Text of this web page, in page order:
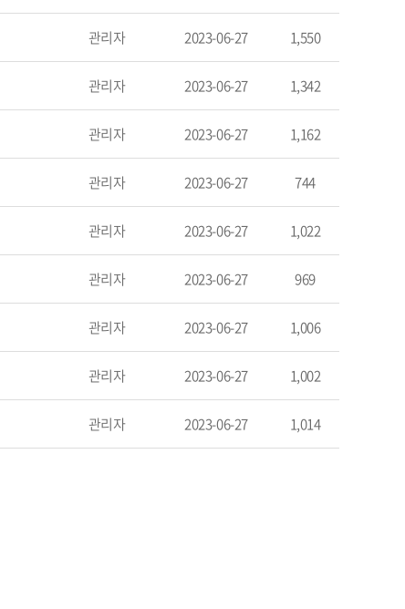
관리자 2023-06-27 1,550
관리자 2023-06-27 1,342
관리자 2023-06-27 1,162
관리자 2023-06-27 744
관리자 2023-06-27 1,022
관리자 2023-06-27 969
관리자 2023-06-27 1,006
관리자 2023-06-27 1,002
관리자 2023-06-27 1,014